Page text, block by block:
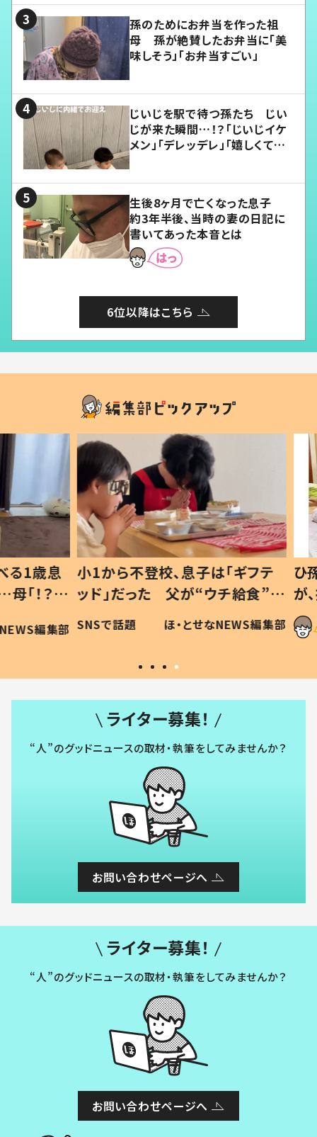
孫のためにお弁当を作った祖
母 孫が絶賛したお弁当に「美
味しそう」「お弁当すごい」
じいじを駅で待つ孫たち じい
じが来た瞬間…！？「じいじイケ
メン」「デレッデレ」「嬉しくて可
生後8ヶ月で亡くなった息子
約3年半後、当時の妻の日記に
書いてあった本音とは
6位以降はこちら
歳息
？」
編集部
小1から不登校、息子は「ギフテ
ッド」だった 父が“ウチ給食”を
作り続ける理由とは #令和の親
#令和の子
SNSで話題 ほ・とせなNEWS編集部
ひ孫
が、
「涙
い」
ライター募集！
“人”のグッドニュースの取材・執筆をしてみませんか？
お問い合わせページへ
ライター募集！
“人”のグッドニュースの取材・執筆をしてみませんか？
お問い合わせページへ